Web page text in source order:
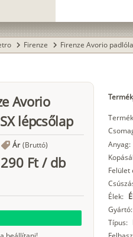
chevron_right Firenze chevron_right Firenze Avorio
Avorio
lépcsőlap
Ár (Bruttó)
Ft/ db
Anyag:
Felület
Élek:
Gyártó:
Típus: